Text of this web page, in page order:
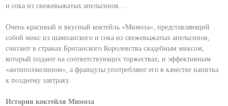
и сока из свежевыжатых апельсинов…
Очень красивый и вкусный коктейль «Мимоза», представляющий
собой микс из шампанского и сока из свежевыжатых апельсинов,
считают в странах Британского Королевства свадебным миксом,
который подают на соответствующих торжествах, и эффективным
«антипохмелином», а французы употребляют его в качестве напитка
к позднему завтраку.
История коктейля Мимоза